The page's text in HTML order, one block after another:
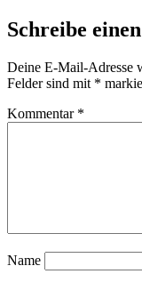
Schreibe
Deine E-Mail-Adresse
Felder sind mit *
Kommentar *
Name